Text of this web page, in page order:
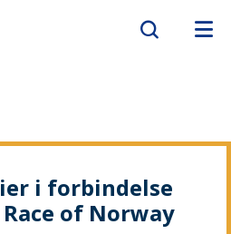
i forbindelse
of Norway